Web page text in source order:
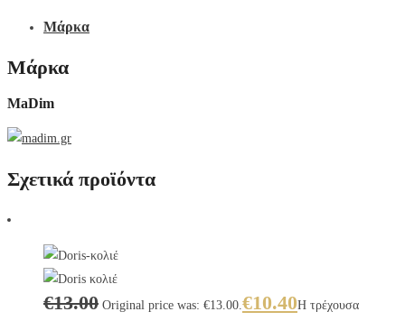
Μάρκα
Μάρκα
MaDim
Σχετικά προϊόντα
€13.00 Original price was: €13.00.€10.40Η τρέχουσα